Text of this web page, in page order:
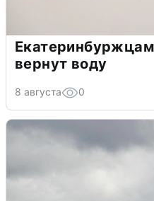
вернут воду
8 августа 0